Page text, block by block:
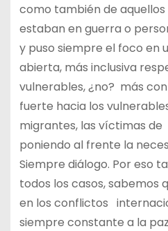
como también de
estaban en guerra o
y puso siempre el foco en
abierta, más inclusiva
vulnerables, ¿no? más
fuerte hacia los
migrantes, las víctimas
poniendo al frente la
Siempre diálogo. Por eso
todos los casos, sabemos
en los conflictos
siempre constante a la